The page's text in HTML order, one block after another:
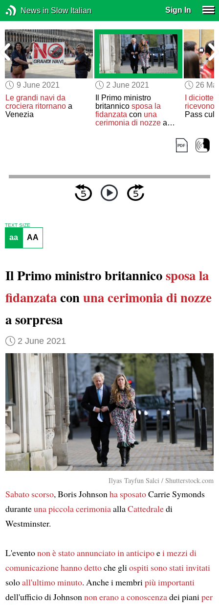
News in Slow Italian Sign In
9 June 2021
Le grandi navi da
crociera ritornano a
Venezia
2 June 2021
Il Primo ministro
britannico sposa la
fidanzatacon una
cerimonia di nozzea
26
I
ricevono
Pass
TEXT SIZE
aa AA
Il Primo ministro britannicosposala
fidanzataconuna cerimonia di nozze
a sorpresa
2 June 2021
Ilyas Tayfun Salci / Shutterstock.com
Sabato scorso, Boris Johnsonha sposatoCarrie Symonds
duranteuna piccola cerimoniaallaCattedraledi
Westminster.
L'eventonon è stato annunciatoin anticipoei mezzi di
comunicazionehanno dettoche gliospiti sono stati invitati
soloall'ultimo minuto. Anche i membripiù importanti
dell'ufficio di Johnsonnon erano a conoscenzadei pianiper